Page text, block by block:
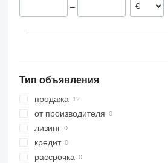
VariOpal
–
Тип объявления
продажа
от производителя
лизинг
кредит
рассрочка